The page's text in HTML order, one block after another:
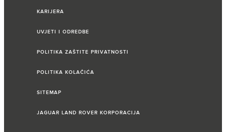
KARIJERA
UVJETI I ODREDBE
POLITIKA ZAŠTITE PRIVATNOSTI
POLITIKA KOLAČIĆA
SITEMAP
JAGUAR LAND ROVER KORPORACIJA